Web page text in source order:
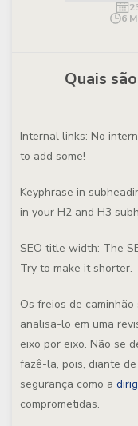
6
Quais
Internal links: No
to add some!
Keyphrase in
in your H2 and H3
SEO title width: The
Try to make it shorter.
Os freios de
analisa-lo em uma
eixo por eixo. Não se
fazê-la, pois, diante
segurança como a
comprometidas.